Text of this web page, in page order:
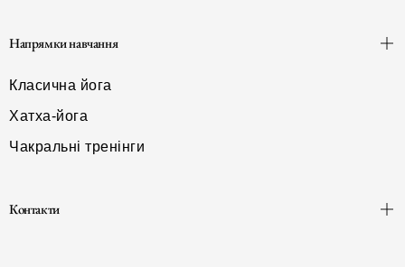
Напрямки навчання
Класична йога
Хатха-йога
Чакральні тренінги
Контакти